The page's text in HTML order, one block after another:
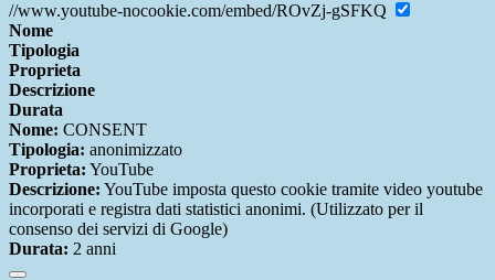
//www.youtube-nocookie.com/embed/ROvZj-gSFKQ
Nome
Tipologia
Proprieta
Descrizione
Durata
Nome: CONSENT
Tipologia: anonimizzato
Proprieta: YouTube
Descrizione: YouTube imposta questo cookie tramite video youtube
incorporati e registra dati statistici anonimi. (Utilizzato per il
consenso dei servizi di Google)
Durata: 2 anni